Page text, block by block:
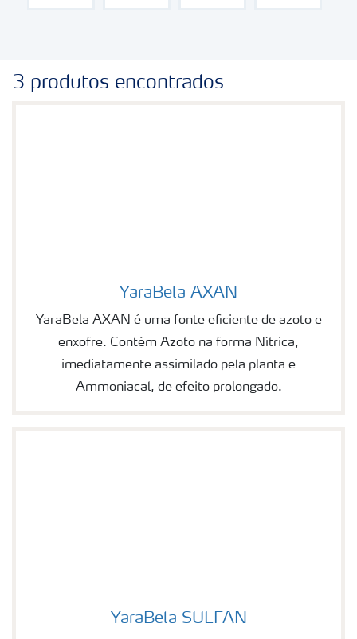
3 produtos encontrados
Image of YaraBela AXAN
YaraBela AXAN
YaraBela AXAN é uma fonte eficiente de azoto e
enxofre. Contém Azoto na forma Nítrica,
imediatamente assimilado pela planta e
Ammoniacal, de efeito prolongado.
Image of YaraBela SULFAN
YaraBela SULFAN